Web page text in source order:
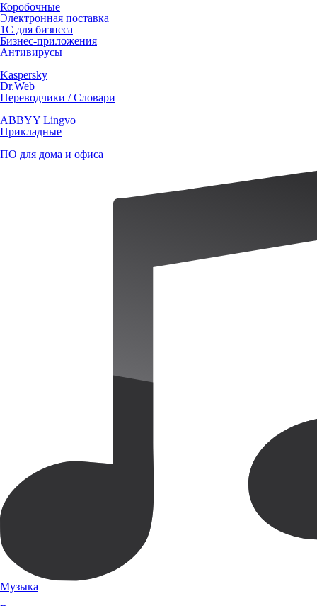
Коробочные
Электронная поставка
1С для бизнеса
Бизнес-приложения
Антивирусы
Kaspersky
Dr.Web
Переводчики / Словари
ABBYY Lingvo
Прикладные
ПО для дома и офиса
Музыка